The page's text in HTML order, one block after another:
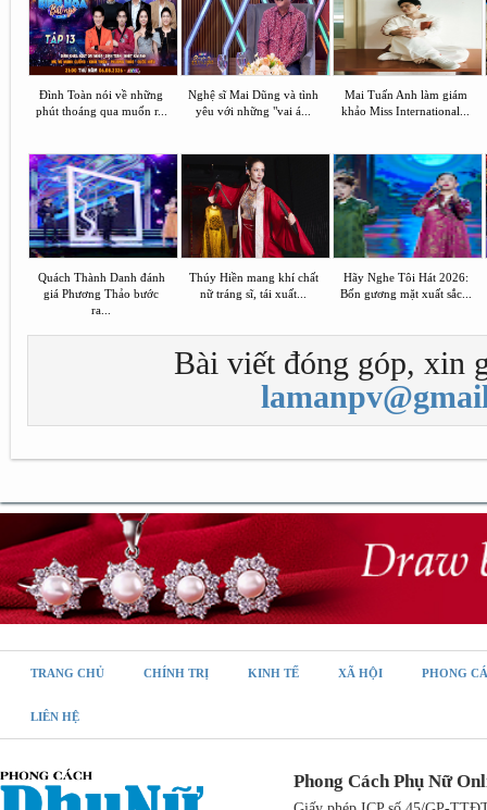
Đình Toàn nói về những
phút thoáng qua muốn r...
Nghệ sĩ Mai Dũng và tình
yêu với những "vai á...
Mai Tuấn Anh làm giám
khảo Miss International...
Quách Thành Danh đánh
giá Phương Thảo bước
ra...
Thúy Hiền mang khí chất
nữ tráng sĩ, tái xuất...
Hãy Nghe Tôi Hát 2026:
Bốn gương mặt xuất sắc...
Bài viết đóng góp, xin
TRANG CHỦ CHÍNH TRỊ KINH TẾ XÃ HỘI PHONG
LIÊN HỆ
Phong Cách Phụ Nữ